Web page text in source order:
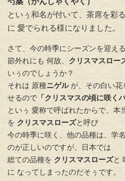
といぅ和名が付いて、茶席を彩
に 愛でられる様になりました。
さて、今の時季にシーズンを迎え
節外れにも 何故、 クリスマスロー
いぅのでしょうか？
それは 原種ニゲルが、その白い花
せるので 「クリスマスの頃に咲く
といぅ 愛称で呼ばれたからで、本
を クリスマスローズと呼び
今の時季に咲く、他の品種は、学
のが正しいのですが、日本では
総ての品種を クリスマスローズと
に なってしまったのだそぅです。